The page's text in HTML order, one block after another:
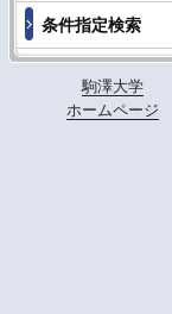
条件指定検索
駒澤大学
ホームページ